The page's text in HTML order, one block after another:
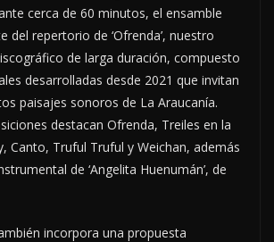
cerca de 60 minutos, el ensamble
del repertorio de ‘Ofrenda’, nuestro
de larga duración, compuesto
desarrolladas desde 2021 que invitan
paisajes sonoros de La Araucanía.
destacan Ofrenda, Treiles en la
Canto, Truful Truful y Weichan, además
de ‘Angelita Huenumán’, de
incorpora una propuesta